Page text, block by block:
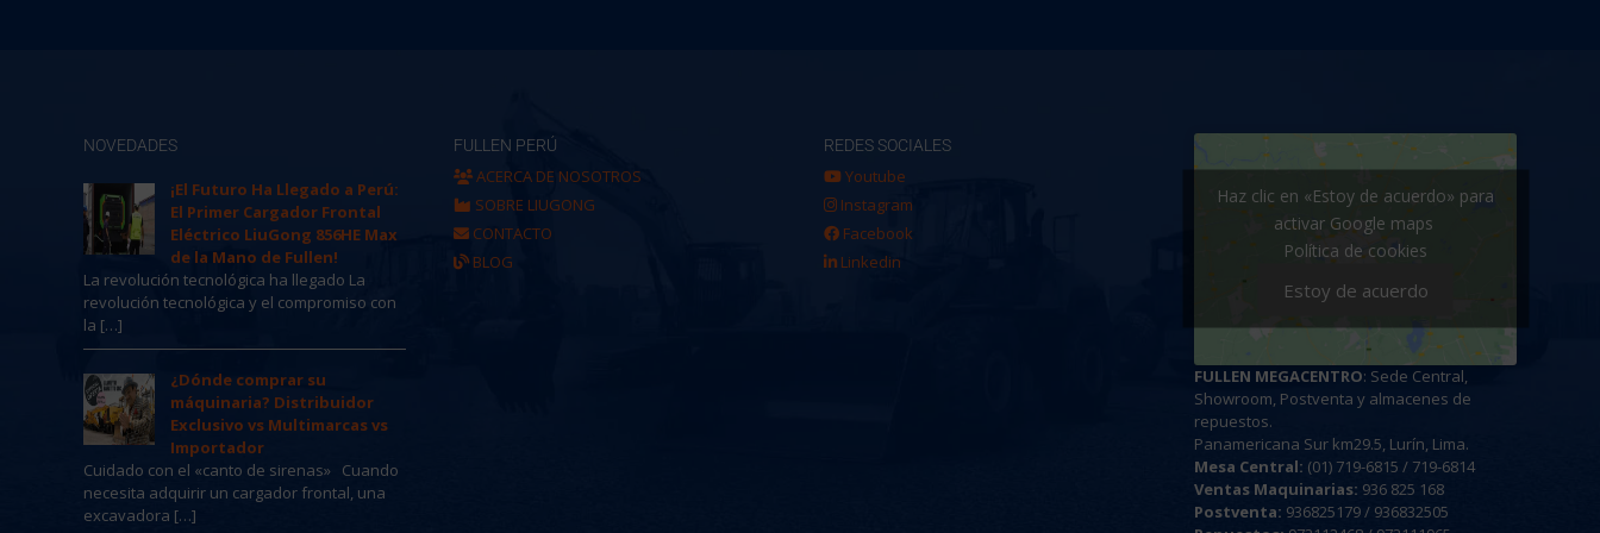
NOVEDADES
¡El Futuro Ha Llegado a Perú:
El Primer Cargador Frontal
Eléctrico LiuGong 856HE Max
de la Mano de Fullen!
La revolución tecnológica ha llegado La
revolución tecnológica y el compromiso con
la […]
¿Dónde comprar su
máquinaria? Distribuidor
Exclusivo vs Multimarcas vs
Importador
Cuidado con el «canto de sirenas» Cuando
necesita adquirir un cargador frontal, una
excavadora […]
FULLEN PERÚ
ACERCA DE NOSOTROS
SOBRE LIUGONG
CONTACTO
BLOG
REDES SOCIALES
Youtube
Instagram
Facebook
Linkedin
Haz clic en «Estoy de acuerdo» para
activar Google maps
Política de cookies
Estoy de acuerdo
FULLEN MEGACENTRO: Sede Central,
Showroom, Postventa y almacenes de
repuestos.
Panamericana Sur km29.5, Lurín, Lima.
Mesa Central: (01) 719-6815 / 719-6814
Ventas Maquinarias: 936 825 168
Postventa: 936825179 / 936832505